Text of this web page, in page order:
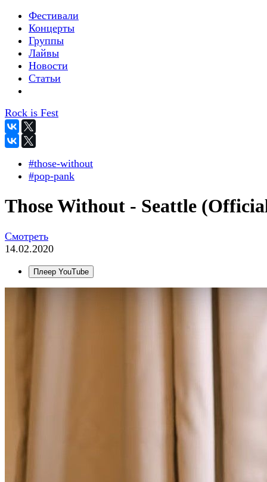
Фестивали
Концерты
Группы
Лайвы
Новости
Статьи
Rock is Fest
#those-without
#pop-pank
Those Without - Seattle
Смотреть
14.02.2020
Плеер YouTube